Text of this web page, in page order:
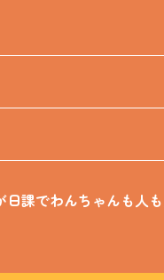
課でわんちゃんも人